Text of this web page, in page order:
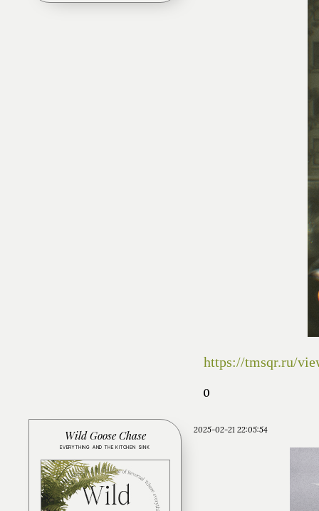
https://tmsqr.ru/
0
2025-02-21 22:05:54
Wild Goose Chase
EVERYTHING AND THE KITCHEN SINK